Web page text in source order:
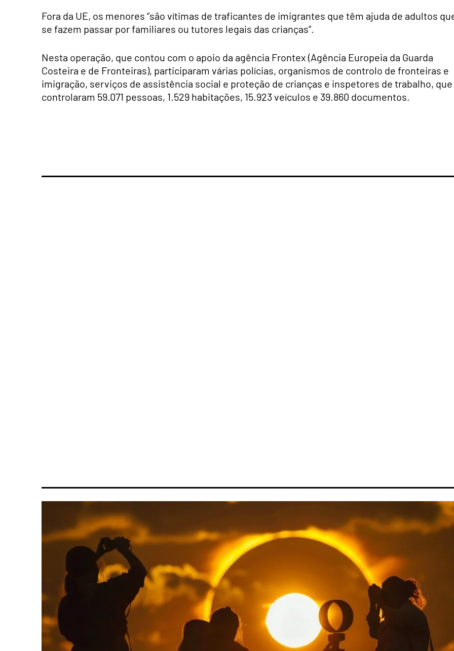
Fora da UE, os menores “são vítimas de traficantes de imigrantes que têm ajuda de adultos
se fazem passar por familiares ou tutores legais das crianças”.
Nesta operação, que contou com o apoio da agência Frontex (Agência Europeia da Guarda
Costeira e de Fronteiras), participaram várias polícias, organismos de controlo de fronteiras e
imigração, serviços de assistência social e proteção de crianças e inspetores de trabalho, que
controlaram 59.071 pessoas, 1.529 habitações, 15.923 veículos e 39.860 documentos.